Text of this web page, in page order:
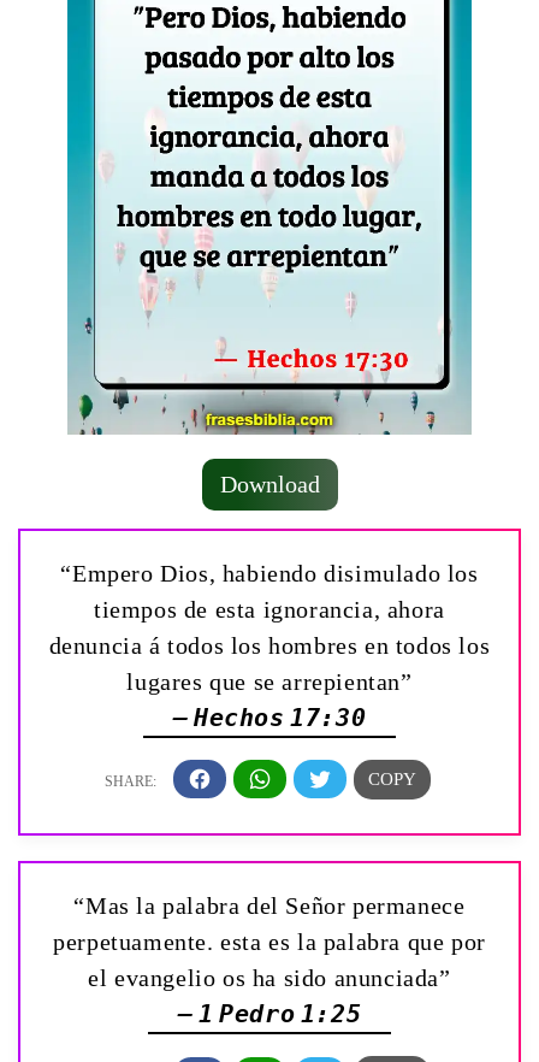
Download
“Empero Dios, habiendo disimulado los
tiempos de esta ignorancia, ahora
denuncia á todos los hombres en todos los
lugares que se arrepientan”
— Hechos 17:30
“Mas la palabra del Señor permanece
perpetuamente. esta es la palabra que por
el evangelio os ha sido anunciada”
— 1 Pedro 1:25